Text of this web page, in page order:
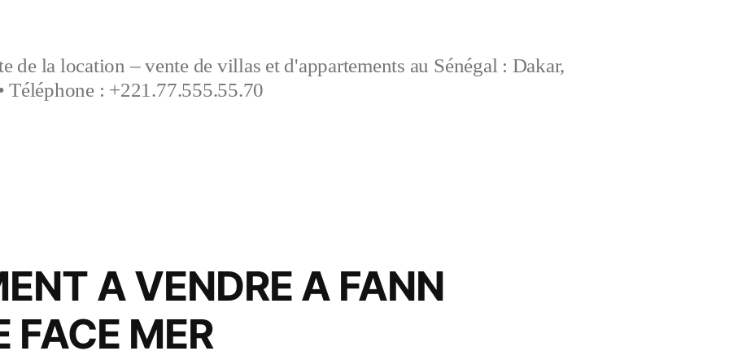
de la location – vente de villas et d'appartements au Sénégal : Dakar,
Téléphone : +221.77.555.55.70
A VENDRE A FANN
FACE MER